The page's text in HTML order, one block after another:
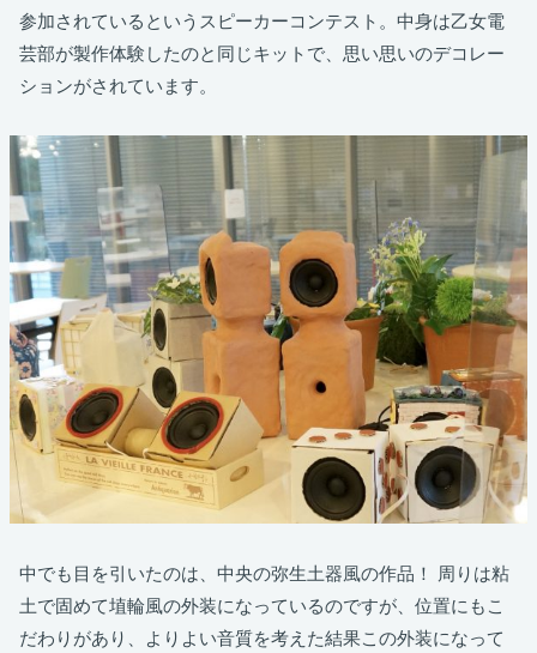
参加されているというスピーカーコンテスト。中身は乙女電
芸部が製作体験したのと同じキットで、思い思いのデコレー
ションがされています。
中でも目を引いたのは、中央の弥生土器風の作品！ 周りは粘
土で固めて埴輪風の外装になっているのですが、位置にもこ
だわりがあり、よりよい音質を考えた結果この外装になって